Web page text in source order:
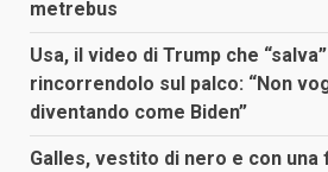
metrebus
Usa, il video di Trump che
rincorrendolo sul palco: “Non
diventando come Biden”
Galles, vestito di nero e con una